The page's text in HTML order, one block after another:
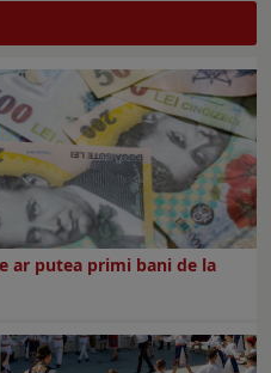
ar putea primi bani de la